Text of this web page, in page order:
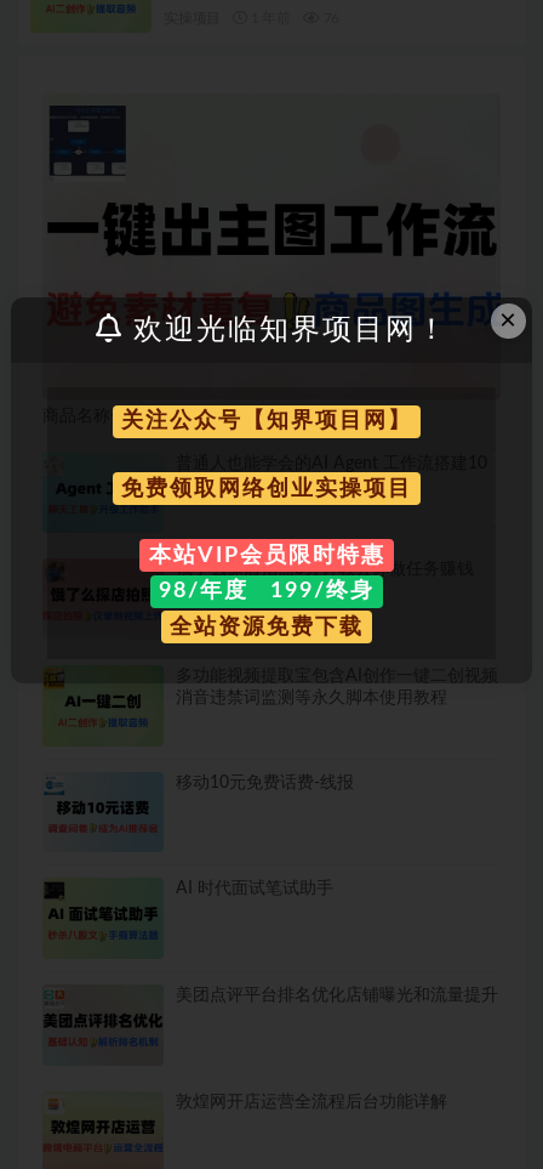
商品名称一键出主图AI工作流
分钟一篇爆文
饿了么探店拍照3分钟教会你做任务赚钱
消音违禁词监测等永久脚本使用教程
移动10元免费话费-线报
AI 时代面试笔试助手
美团点评平台排名优化店铺曝光和流量提升
敦煌网开店运营全流程后台功能详解
×
欢迎光临知界项目网！
关注公众号【知界项目网】
免费领取网络创业实操项目
本站VIP会员限时特惠
98/年度 199/终身
全站资源免费下载